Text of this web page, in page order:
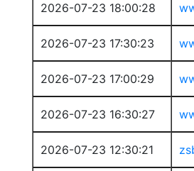
2026-07-23 18:00:28
2026-07-23 17:30:23
2026-07-23 17:00:29
2026-07-23 16:30:27
2026-07-23 12:30:21